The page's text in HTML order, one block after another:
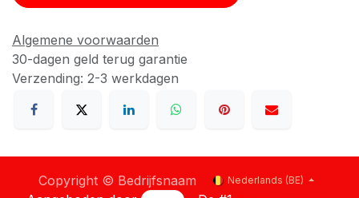
Algemene voorwaarden
30-dagen geld terug garantie
Verzending: 2-3 werkdagen
Copyright © Bedrijfsnaam Nederlands (BE)